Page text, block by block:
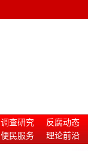
调查研究
反腐动态
便民服务
理论前沿